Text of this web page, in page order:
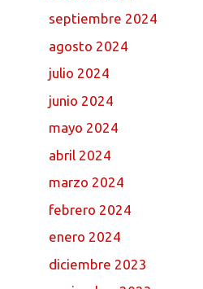
septiembre 2024
agosto 2024
julio 2024
junio 2024
mayo 2024
abril 2024
marzo 2024
febrero 2024
enero 2024
diciembre 2023